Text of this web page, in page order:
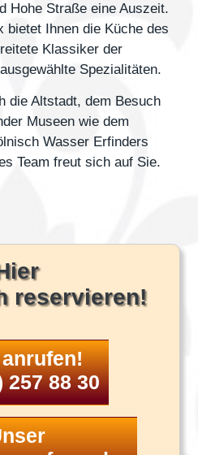
Hohe Straße eine Auszeit.
bietet Ihnen die Küche des
Klassiker der
ausgewählte Spezialitäten.
die Altstadt, dem Besuch
Museen wie dem
Wasser Erfinders
Team freut sich auf Sie.
reservieren!
257 88 30